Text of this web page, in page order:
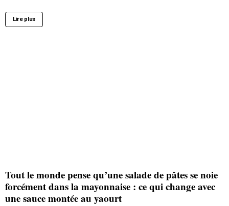
Lire plus
Tout le monde pense qu’une salade de pâtes se noie
forcément dans la mayonnaise : ce qui change avec
une sauce montée au yaourt